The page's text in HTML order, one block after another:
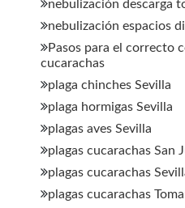
nebulización descarga
nebulización espacios
Pasos para el correcto
cucarachas
plaga chinches Sevilla
plaga hormigas Sevilla
plagas aves Sevilla
plagas cucarachas San
plagas cucarachas
plagas cucarachas